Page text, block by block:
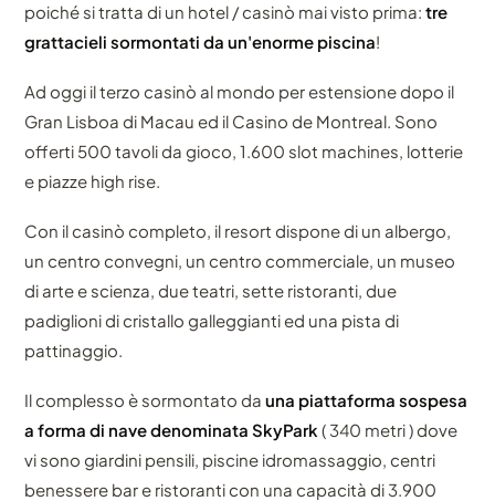
poiché si tratta di un hotel / casinò mai visto prima:tre
grattacieli sormontati da un'enorme piscina!
Ad oggi il terzo casinò al mondo per estensione dopo il
Gran Lisboa di Macau ed il Casino de Montreal. Sono
offerti 500 tavoli da gioco, 1.600 slot machines, lotterie
e piazze high rise.
Con il casinò completo, il resort dispone di un albergo,
un centro convegni, un centro commerciale, un museo
di arte e scienza, due teatri, sette ristoranti, due
padiglioni di cristallo galleggianti ed una pista di
pattinaggio.
Il complesso è sormontato dauna piattaforma sospesa
a forma di nave denominata SkyPark ( 340 metri ) dove
vi sono giardini pensili, piscine idromassaggio, centri
benessere bar e ristoranti con una capacità di 3.900